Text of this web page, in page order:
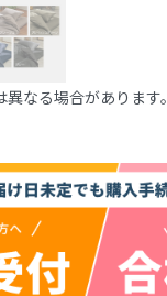
なる場合があります。